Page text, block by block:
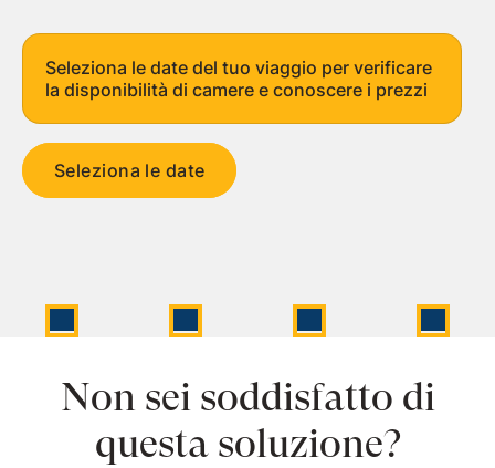
Seleziona le date del tuo viaggio per verificare
la disponibilità di camere e conoscere i prezzi
Seleziona le date
Non sei soddisfatto di
questa soluzione?